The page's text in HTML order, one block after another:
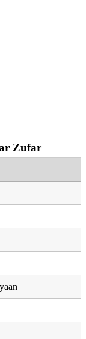
Zufar